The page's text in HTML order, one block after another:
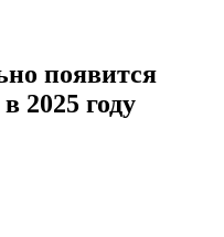
появится
2025 году